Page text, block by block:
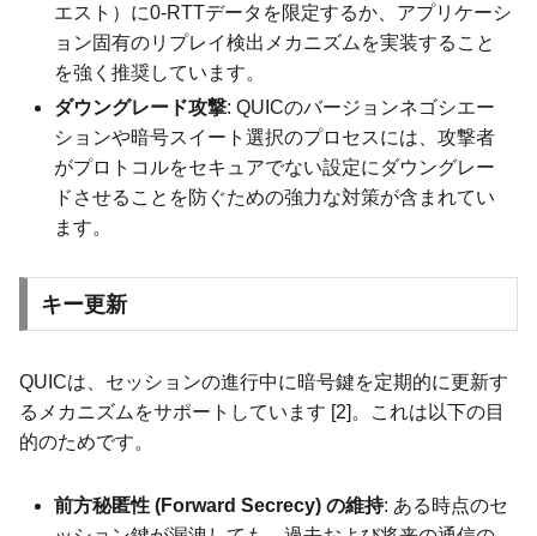
エスト）に0-RTTデータを限定するか、アプリケーシ
ョン固有のリプレイ検出メカニズムを実装すること
を強く推奨しています。
ダウングレード攻撃: QUICのバージョンネゴシエー
ションや暗号スイート選択のプロセスには、攻撃者
がプロトコルをセキュアでない設定にダウングレー
ドさせることを防ぐための強力な対策が含まれてい
ます。
キー更新
QUICは、セッションの進行中に暗号鍵を定期的に更新す
るメカニズムをサポートしています [2]。これは以下の目
的のためです。
前方秘匿性 (Forward Secrecy) の維持: ある時点のセ